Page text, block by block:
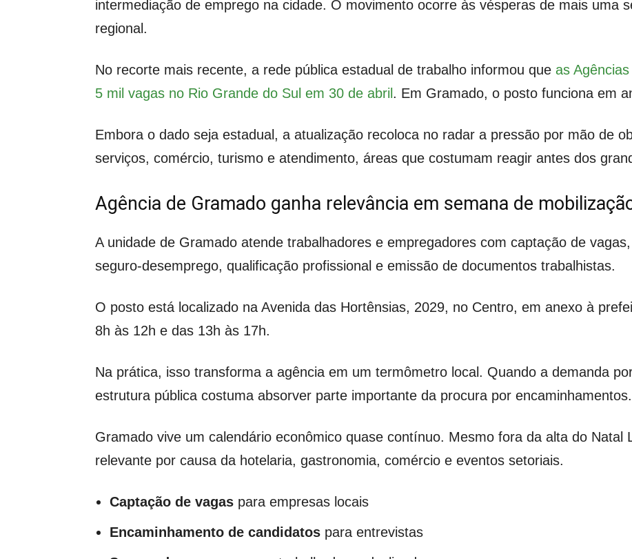
intermediação de emprego na cidade. O movimento ocorre às vésperas de mais uma
regional.
No recorte mais recente, a rede pública estadual de trabalho informou que as
5 mil vagas no Rio Grande do Sul em 30 de abril . Em Gramado, o posto funciona em
Embora o dado seja estadual, a atualização recoloca no radar a pressão por mão de
serviços, comércio, turismo e atendimento, áreas que costumam reagir antes dos
Agência de Gramado ganha relevância em semana de
A unidade de Gramado atende trabalhadores e empregadores com captação de
seguro-desemprego, qualificação profissional e emissão de documentos trabalhistas.
O posto está localizado na Avenida das Hortênsias, 2029, no Centro, em anexo à
8h às 12h e das 13h às 17h.
Na prática, isso transforma a agência em um termômetro local. Quando a demanda
estrutura pública costuma absorver parte importante da procura por encaminhamentos.
Gramado vive um calendário econômico quase contínuo. Mesmo fora da alta do Natal
relevante por causa da hotelaria, gastronomia, comércio e eventos setoriais.
Captação de vagas para empresas locais
Encaminhamento de candidatos para entrevistas